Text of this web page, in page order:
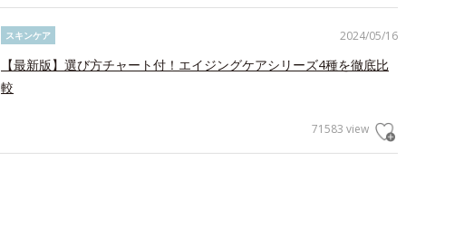
2024/05/16
スキンケア
【最新版】選び方チャート付！エイジングケアシリーズ4種を徹底比
較
71583 view